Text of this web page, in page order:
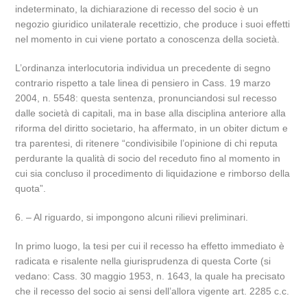
indeterminato, la dichiarazione di recesso del socio è un
negozio giuridico unilaterale recettizio, che produce i suoi effetti
nel momento in cui viene portato a conoscenza della società.
L’ordinanza interlocutoria individua un precedente di segno
contrario rispetto a tale linea di pensiero in Cass. 19 marzo
2004, n. 5548: questa sentenza, pronunciandosi sul recesso
dalle società di capitali, ma in base alla disciplina anteriore alla
riforma del diritto societario, ha affermato, in un obiter dictum e
tra parentesi, di ritenere “condivisibile l’opinione di chi reputa
perdurante la qualità di socio del receduto fino al momento in
cui sia concluso il procedimento di liquidazione e rimborso della
quota”.
6. – Al riguardo, si impongono alcuni rilievi preliminari.
In primo luogo, la tesi per cui il recesso ha effetto immediato è
radicata e risalente nella giurisprudenza di questa Corte (si
vedano: Cass. 30 maggio 1953, n. 1643, la quale ha precisato
che il recesso del socio ai sensi dell’allora vigente art. 2285 c.c.